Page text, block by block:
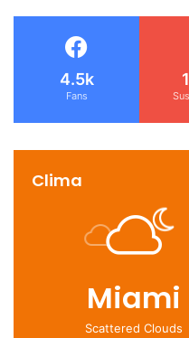
4.5k
Fans
Clima
Miami
Scattered Clouds